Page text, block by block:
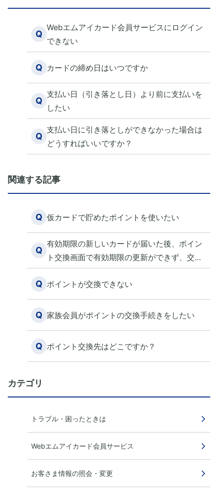
Q
Webエムアイカード会員サービスにログイン
できない
Q カードの締め日はいつですか
Q
支払い日（引き落とし日）より前に支払いを
したい
Q
支払い日に引き落としができなかった場合は
どうすればいいですか？
関連する記事
Q 仮カードで貯めたポイントを使いたい
Q
有効期限の新しいカードが届いた後、ポイン
ト交換画面で有効期限の更新ができず、交換
できません。 どうしたらいいですか？
Q ポイントが交換できない
Q 家族会員がポイントの交換手続きをしたい
Q ポイント交換先はどこですか？
カテゴリ
トラブル・困ったときは
Webエムアイカード会員サービス
お客さま情報の照会・変更